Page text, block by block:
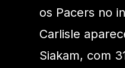
os Pacers no
Carlisle
Siakam, com